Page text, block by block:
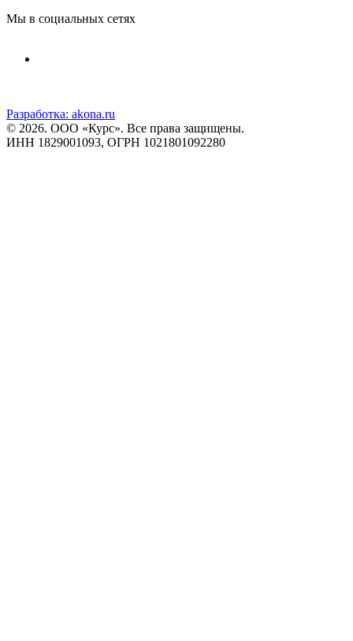
Мы в социальных сетях
Разработка: akona.ru
© 2026. ООО «Курс». Все права защищены.
ИНН 1829001093, ОГРН 1021801092280